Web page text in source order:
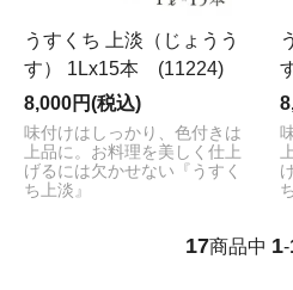
うすくち 上淡（じょうう
す） 1Lx15本 (11224)
8,000円(税込)
味付けはしっかり、色付きは
上品に。お料理を美しく仕上
げるには欠かせない『うすく
ち上淡』
17商品中 1-